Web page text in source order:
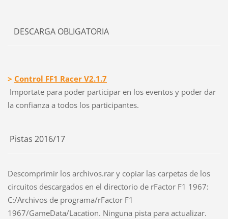
DESCARGA OBLIGATORIA
> Control FF1 Racer V2.1.7
Importate para poder participar en los eventos y poder dar
la confianza a todos los participantes.
Pistas 2016/17
Descomprimir los archivos.rar y copiar las carpetas de los
circuitos descargados en el directorio de rFactor F1 1967:
C:/Archivos de programa/rFactor F1
1967/GameData/Lacation. Ninguna pista para actualizar.